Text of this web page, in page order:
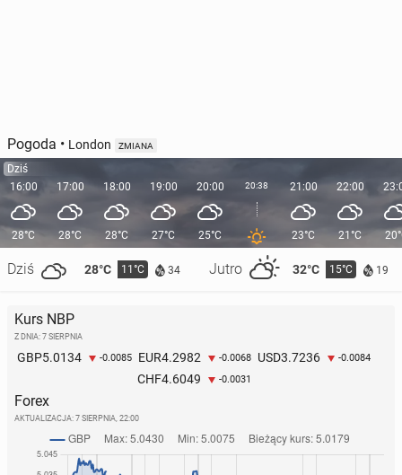
Pogoda • London ZMIANA
Dziś
16:00
28°C
Dziś 28°C 11°C 34 Jutro 32°C 15°C 19
17:00
28°C
18:00
28°C
19:00
27°C
20:00
25°C
20:38 21:00
23°C
22:00
21°C
Kurs NBP
Z DNIA: 7 SIERPNIA
GBP5.0134 -0.0085 EUR4.2982 -0.0068 USD3.7236 -0.0084
CHF4.6049 -0.0031
Forex
AKTUALIZACJA: 7 SIERPNIA, 22:00